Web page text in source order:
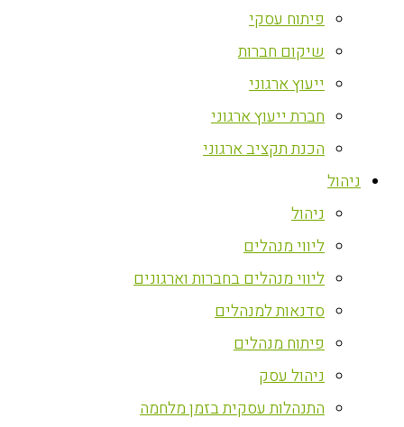
פיתוח עסקי
שיקום חברות
ייעוץ ארגוני
חברת ייעוץ ארגוני
הכנת תקציב ארגוני
ניהול
ניהול
ליווי מנהלים
ליווי מנהלים בחברות וארגונים
סדנאות למנהלים
פיתוח מנהלים
ניהול עסק
התנהלות עסקית בזמן מלחמה